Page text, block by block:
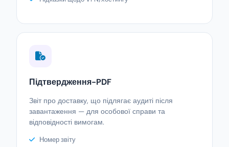
Підтвердження-PDF
Звіт про доставку, що підлягає аудиті після
завантаження — для особової справи та
відповідності вимогам.
Номер звіту